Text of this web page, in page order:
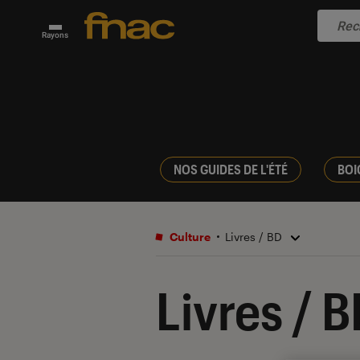
Rayons
NOS GUIDES DE L'ÉTÉ
Culture Livres / BD
Livres /